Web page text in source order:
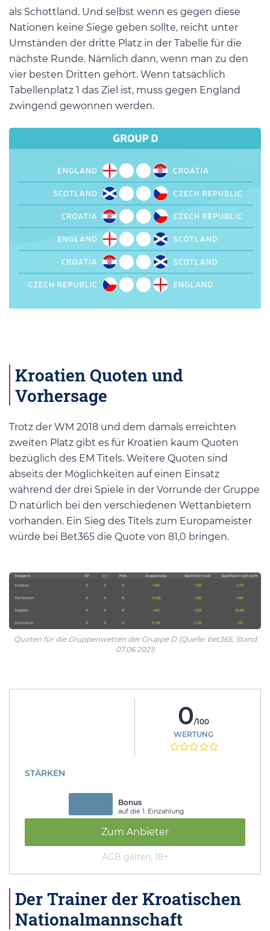
als Schottland. Und selbst wenn es gegen diese
Nationen keine Siege geben sollte, reicht unter
Umständen der dritte Platz in der Tabelle für die
nächste Runde. Nämlich dann, wenn man zu den
vier besten Dritten gehört. Wenn tatsächlich
Tabellenplatz 1 das Ziel ist, muss gegen England
zwingend gewonnen werden.
Kroatien Quoten und
Vorhersage
Trotz der WM 2018 und dem damals erreichten
zweiten Platz gibt es für Kroatien kaum Quoten
bezüglich des EM Titels. Weitere Quoten sind
abseits der Möglichkeiten auf einen Einsatz
während der drei Spiele in der Vorrunde der Gruppe
D natürlich bei den verschiedenen Wettanbietern
vorhanden. Ein Sieg des Titels zum Europameister
würde bei Bet365 die Quote von 81,0 bringen.
Quoten für die Gruppenwetten der Gruppe D (Quelle: bet365, Stand
07.06.2021)
0/100
WERTUNG
STÄRKEN
Bonus
auf die 1. Einzahlung
Zum Anbieter
AGB gelten, 18+
Der Trainer der Kroatischen
Nationalmannschaft